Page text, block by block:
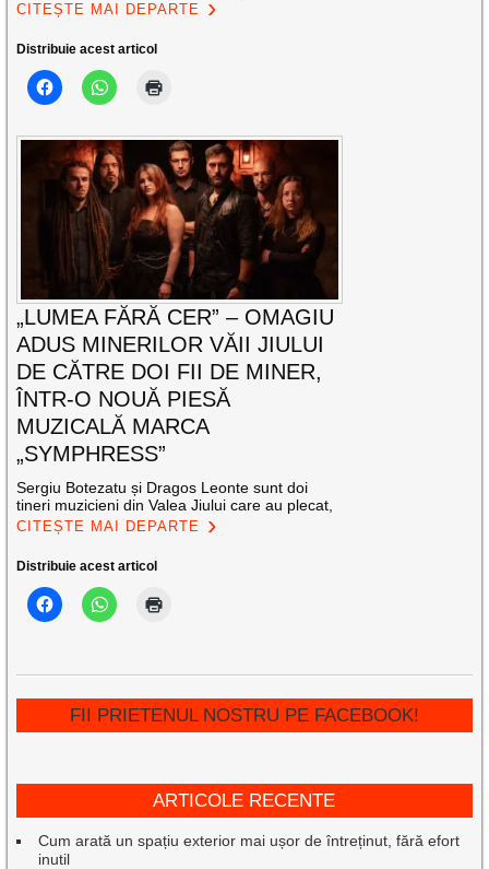
CITEȘTE MAI DEPARTE
Distribuie acest articol
„LUMEA FĂRĂ CER” – OMAGIU
ADUS MINERILOR VĂII JIULUI
DE CĂTRE DOI FII DE MINER,
ÎNTR-O NOUĂ PIESĂ
MUZICALĂ MARCA
„SYMPHRESS”
Sergiu Botezatu și Dragos Leonte sunt doi
tineri muzicieni din Valea Jiului care au plecat,
CITEȘTE MAI DEPARTE
Distribuie acest articol
FII PRIETENUL NOSTRU PE FACEBOOK!
ARTICOLE RECENTE
Cum arată un spațiu exterior mai ușor de întreținut, fără efort
inutil